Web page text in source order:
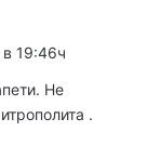
19:46ч
Не
.